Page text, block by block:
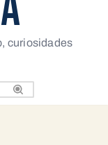
curiosidades